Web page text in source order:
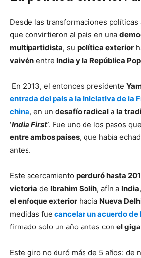
Desde las transformaciones políticas
que convirtieron al país en una
multipartidista, su política exterior
vaivén entre India y la República
⁣ En 2013, el entonces presidente
entrada del país a la Iniciativa de la
china, en un desafío radical a la
‘India First’. Fue uno de los pasos que
entre ambos países, que había
antes.
Este acercamiento perduró hasta
victoria de Ibrahim Solih, afín a India
el enfoque exterior hacia Nueva
medidas fue cancelar un acuerdo
firmado solo un año antes con el
Este giro no duró más de 5 años: de